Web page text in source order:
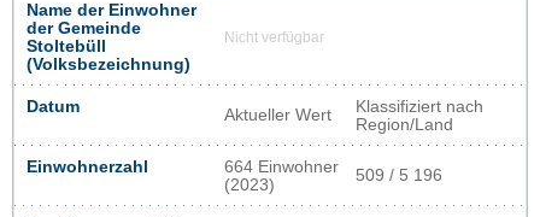
Name der Einwohner
der Gemeinde
Stoltebüll
(Volksbezeichnung)
Nicht verfügbar
Datum Aktueller Wert
Klassifiziert nach
Region/Land
Einwohnerzahl
664 Einwohner
(2023)
509 / 5 196